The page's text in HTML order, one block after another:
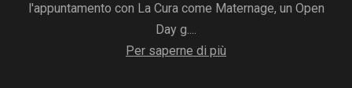
l'appuntamento con La Cura come Maternage, un Open
Day g....
Per saperne di più